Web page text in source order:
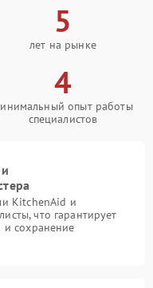
5
лет на рынке
4
опыт работы
специалистов
KitchenAid и
что гарантирует
и сохранение